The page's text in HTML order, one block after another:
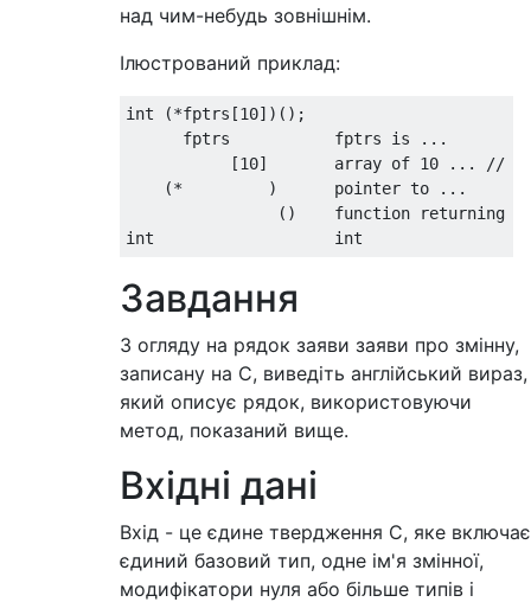
над чим-небудь зовнішнім.
Ілюстрований приклад:
int (*fptrs[10])();
      fptrs           fptrs is ...
[10]       array of 10 ... //
    (*         )      pointer to ...
()    function returning
Завдання
З огляду на рядок заяви заяви про змінну,
записану на C, виведіть англійський вираз,
який описує рядок, використовуючи
метод, показаний вище.
Вхідні дані
Вхід - це єдине твердження C, яке включає
єдиний базовий тип, одне ім'я змінної,
модифікатори нуля або більше типів і